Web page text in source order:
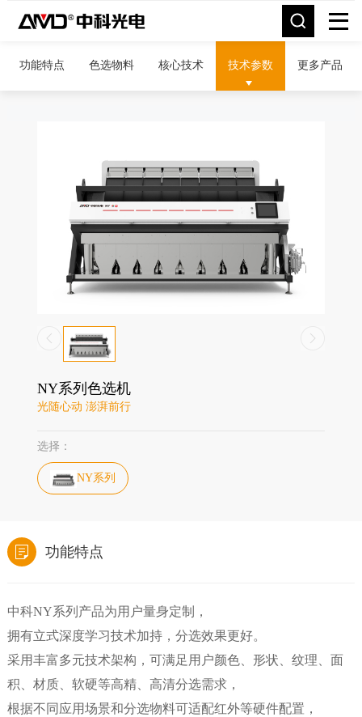
功能特点 色选物料 核心技术 技术参数 更多产品
NY系列色选机
光随心动 澎湃前行
选择：
NY系列
功能特点
中科NY系列产品为用户量身定制，
拥有立式深度学习技术加持，分选效果更好。
采用丰富多元技术架构，可满足用户颜色、形状、纹理、面
积、材质、软硬等高精、高清分选需求，
根据不同应用场景和分选物料可适配红外等硬件配置，